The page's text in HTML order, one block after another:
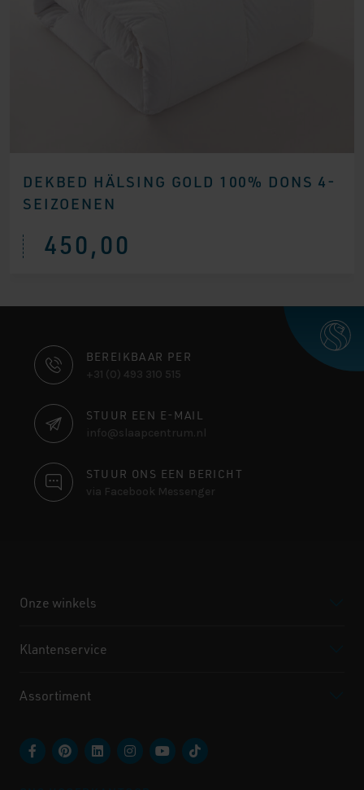
DEKBED HÄLSING GOLD 100% DONS 4-
SEIZOENEN
450,00
CONTACT
INFORMATIE
BEREIKBAAR PER
+31 (0) 493 310 515
STUUR EEN E-MAIL
info@slaapcentrum.nl
STUUR ONS EEN BERICHT
via Facebook Messenger
Onze winkels
Klantenservice
Assortiment